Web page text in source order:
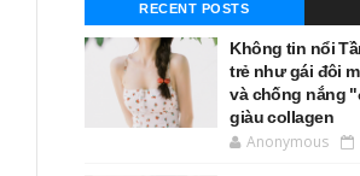
RECENT POSTS
Không tin nổi
trẻ như gái đôi
và chống nắng
giàu collagen
Anonymous